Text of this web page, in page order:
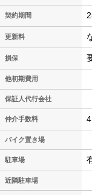
契約期間
更新料
損保
他初期費用
保証人代行会社
仲介手数料
バイク置き場
駐車場
近隣駐車場